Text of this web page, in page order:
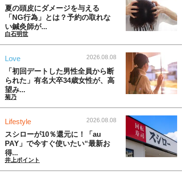
夏の頭皮にダメージを与える
「NG行為」とは？予約の取れな
い鍼灸師が...
白石明世
Love 2026.08.08
「初回デートした男性全員から断
られた」有名大卒34歳女性が、高
望み...
菊乃
Lifestyle 2026.08.08
スシローが10％還元に！「au
PAY」で今すぐ使いたい“最新お
得...
井上ポイント